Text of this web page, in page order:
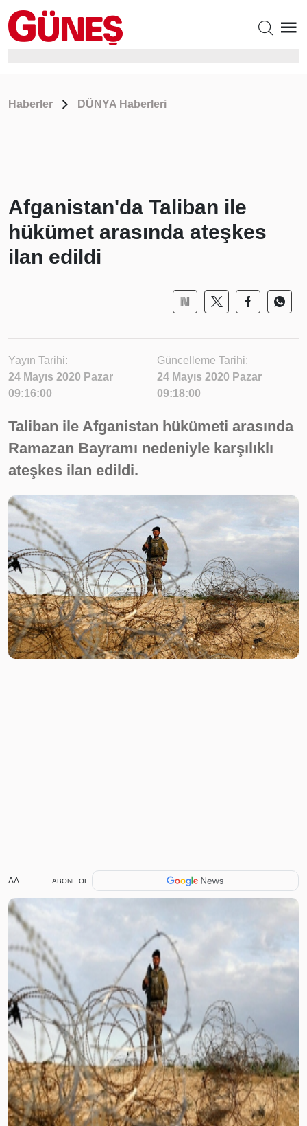
Haberler DÜNYA Haberleri
Afganistan'da Taliban ile
hükümet arasında ateşkes
ilan edildi
Yayın Tarihi:
24 Mayıs 2020 Pazar
09:16:00
Güncelleme Tarihi:
24 Mayıs 2020 Pazar
09:18:00
Taliban ile Afganistan hükümeti arasında
Ramazan Bayramı nedeniyle karşılıklı
ateşkes ilan edildi.
AA ABONE OL